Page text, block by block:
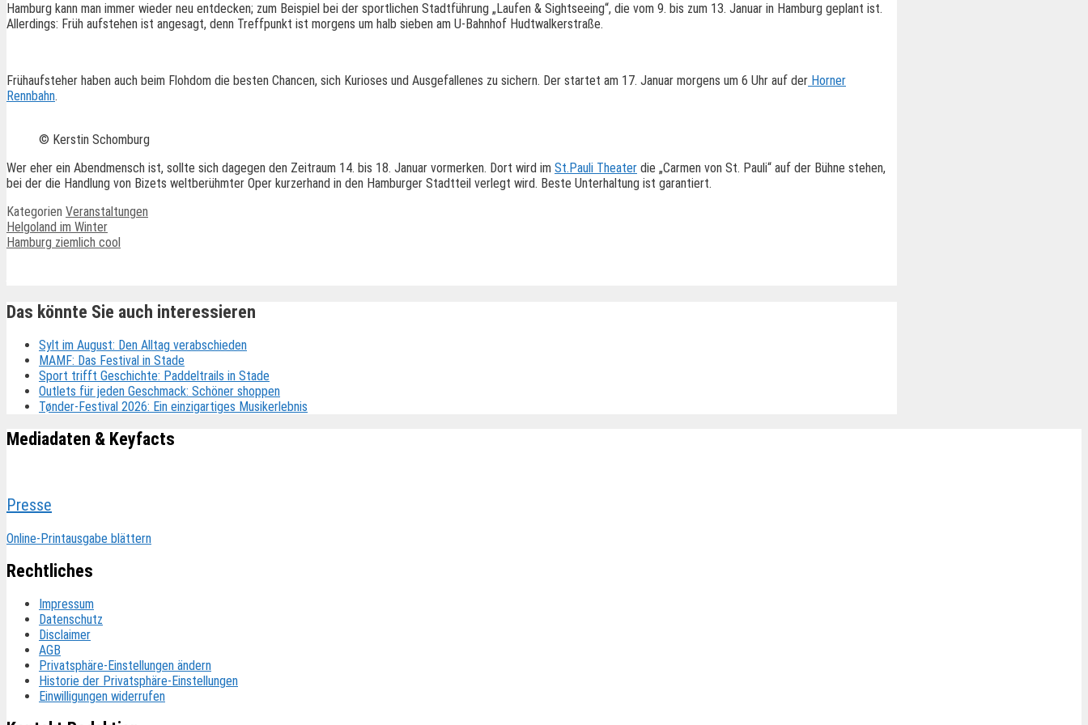
Hamburg kann man immer wieder neu entdecken; zum Beispiel bei der sportlichen Stadtführung „Laufen & Sightseeing“, die vom 9. bis zum 13. Januar in Hamburg geplant ist.
Allerdings: Früh aufstehen ist angesagt, denn Treffpunkt ist morgens um halb sieben am U-Bahnhof Hudtwalkerstraße.
Frühaufsteher haben auch beim Flohdom die besten Chancen, sich Kurioses und Ausgefallenes zu sichern. Der startet am 17. Januar morgens um 6 Uhr auf der Horner
Rennbahn.
© Kerstin Schomburg
Wer eher ein Abendmensch ist, sollte sich dagegen den Zeitraum 14. bis 18. Januar vormerken. Dort wird im St.Pauli Theater die „Carmen von St. Pauli“ auf der Bühne stehen,
bei der die Handlung von Bizets weltberühmter Oper kurzerhand in den Hamburger Stadtteil verlegt wird. Beste Unterhaltung ist garantiert.
Kategorien Veranstaltungen
Helgoland im Winter
Hamburg ziemlich cool
Das könnte Sie auch interessieren
Sylt im August: Den Alltag verabschieden
MAMF: Das Festival in Stade
Sport trifft Geschichte: Paddeltrails in Stade
Outlets für jeden Geschmack: Schöner shoppen
Tønder-Festival 2026: Ein einzigartiges Musikerlebnis
Mediadaten & Keyfacts
Presse
Online-Printausgabe blättern
Rechtliches
Impressum
Datenschutz
Disclaimer
AGB
Privatsphäre-Einstellungen ändern
Historie der Privatsphäre-Einstellungen
Einwilligungen widerrufen